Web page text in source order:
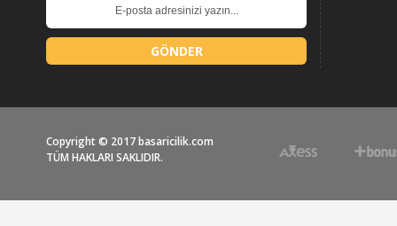
GÖNDER
Copyright © 2017 basaricilik.com
TÜM HAKLARI SAKLIDIR.